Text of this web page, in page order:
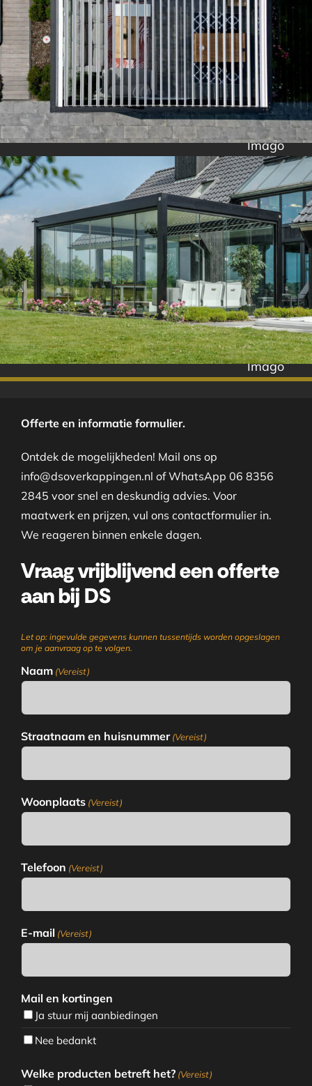
Imago
Imago
Offerte en informatie formulier.
Ontdek de mogelijkheden! Mail ons op
info@dsoverkappingen.nl of WhatsApp 06 8356
2845 voor snel en deskundig advies. Voor
maatwerk en prijzen, vul ons contactformulier in.
We reageren binnen enkele dagen.
Vraag vrijblijvend een offerte
aan bij DS
Let op: ingevulde gegevens kunnen tussentijds worden opgeslagen
om je aanvraag op te volgen.
Naam (Vereist)
Straatnaam en huisnummer (Vereist)
Woonplaats (Vereist)
Telefoon (Vereist)
E-mail (Vereist)
Mail en kortingen
Ja stuur mij aanbiedingen
Nee bedankt
Welke producten betreft het? (Vereist)